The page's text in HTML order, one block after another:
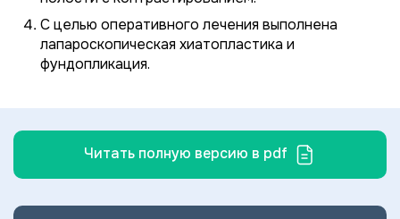
С целью оперативного лечения выполнена
лапароскопическая хиатопластика и
фундопликация.
Читать полную версию в pdf